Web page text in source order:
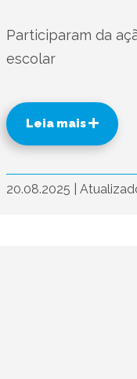
Participaram da
escolar
Leia mais
20.08.2025